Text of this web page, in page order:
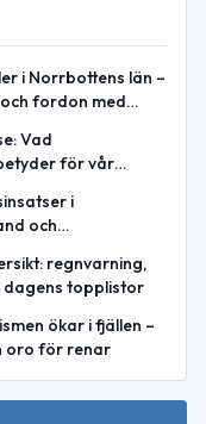
i Norrbottens län –
fordon med
Vad
för vår
i
och
regnvarning,
dagens topplistor
ökar i fjällen –
oro för renar